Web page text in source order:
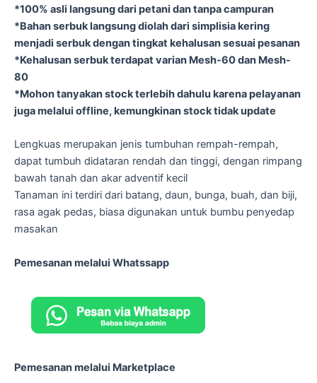
*100% asli langsung dari petani dan tanpa campuran
*Bahan serbuk langsung diolah dari simplisia kering
menjadi serbuk dengan tingkat kehalusan sesuai pesanan
*Kehalusan serbuk terdapat varian Mesh-60 dan Mesh-
80
*Mohon tanyakan stock terlebih dahulu karena pelayanan
juga melalui offline, kemungkinan stock tidak update
Lengkuas merupakan jenis tumbuhan rempah-rempah,
dapat tumbuh didataran rendah dan tinggi, dengan rimpang
bawah tanah dan akar adventif kecil
Tanaman ini terdiri dari batang, daun, bunga, buah, dan biji,
rasa agak pedas, biasa digunakan untuk bumbu penyedap
masakan
Pemesanan melalui Whatssapp
Pemesanan melalui Marketplace